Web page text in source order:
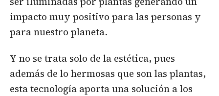
impacto muy positivo para las personas y
para nuestro planeta.
Y no se trata solo de la estética, pues
además de lo hermosas que son las plantas,
esta tecnología aporta una solución a los